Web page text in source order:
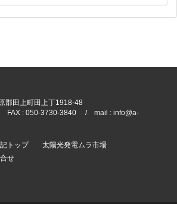
郡田上町田上丁1918-48
3730-3840 / mail : info@a-
トップ
太陽光発電ムラ市場
せ